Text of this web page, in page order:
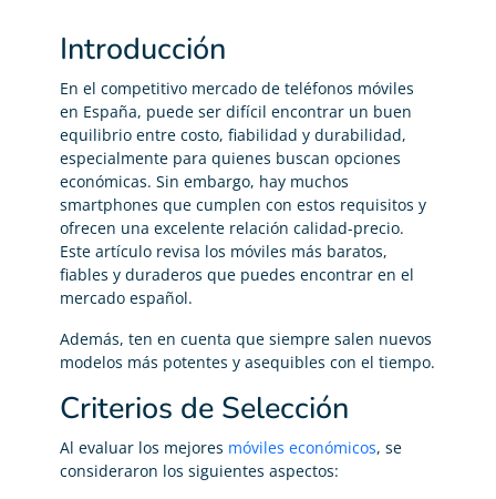
Introducción
En el competitivo mercado de teléfonos móviles
en España, puede ser difícil encontrar un buen
equilibrio entre costo, fiabilidad y durabilidad,
especialmente para quienes buscan opciones
económicas. Sin embargo, hay muchos
smartphones que cumplen con estos requisitos y
ofrecen una excelente relación calidad-precio.
Este artículo revisa los móviles más baratos,
fiables y duraderos que puedes encontrar en el
mercado español.
Además, ten en cuenta que siempre salen nuevos
modelos más potentes y asequibles con el tiempo.
Criterios de Selección
Al evaluar los mejores móviles económicos, se
consideraron los siguientes aspectos: